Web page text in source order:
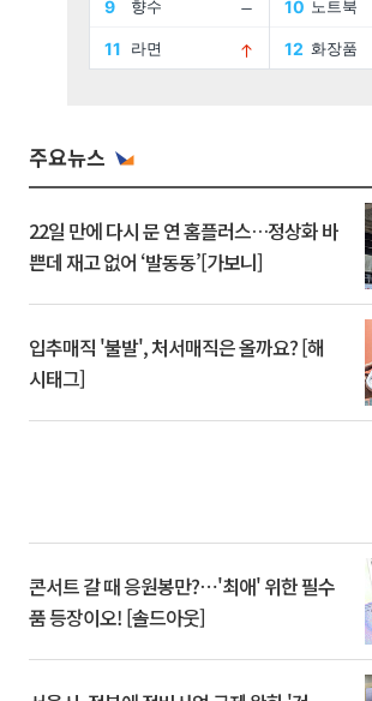
주요뉴스
22일 만에 다시 문 연 홈플러스…정상화 바
쁜데 재고 없어 ‘발동동’[가보니]
입추매직 '불발', 처서매직은 올까요? [해
시태그]
콘서트 갈 때 응원봉만?⋯'최애' 위한 필수
품 등장이오! [솔드아웃]